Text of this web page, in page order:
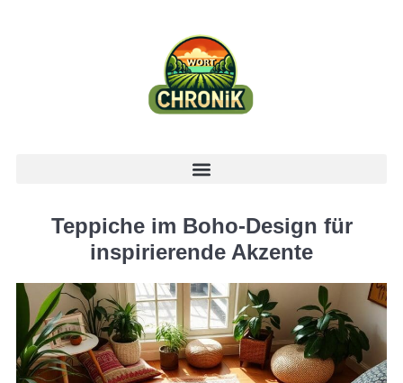
Teppiche im Boho-Design für
inspirierende Akzente